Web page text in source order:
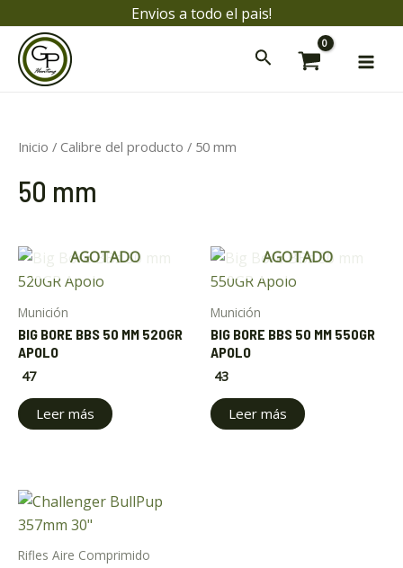
contenido
Envios a todo el pais!
Inicio / Calibre del producto / 50 mm
50 mm
AGOTADO
Munición
BIG BORE BBS 50 MM 520GR
APOLO
47
Leer más
AGOTADO
Munición
BIG BORE BBS 50 MM 550GR
APOLO
43
Leer más
Rifles Aire Comprimido